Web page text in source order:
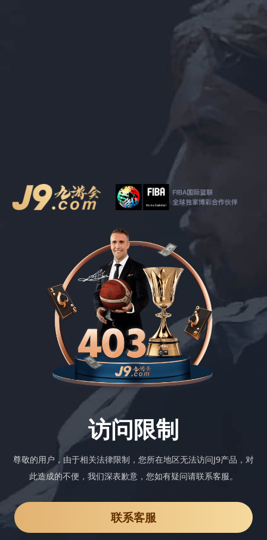
访问限制
尊敬的用户，由于相关法律限制，您所在地区无法访问J9产品，对
此造成的不便，我们深表歉意，您如有疑问请联系客服。
联系客服